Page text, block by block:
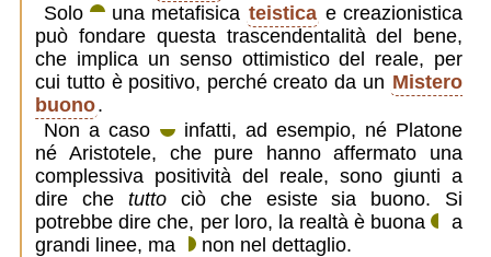
Solo
una metafisica teistica e creazionistica
può fondare questa trascendentalità del bene,
che implica un senso ottimistico del reale, per
cui tutto è positivo, perché creato da un Mistero
buono.
Non a caso
infatti, ad esempio, né Platone
né Aristotele, che pure hanno affermato una
complessiva positività del reale, sono giunti a
dire chetutto ciò che esiste sia buono. Si
potrebbe dire che, per loro, la realtà è buona
a
grandi linee, ma
non nel dettaglio.